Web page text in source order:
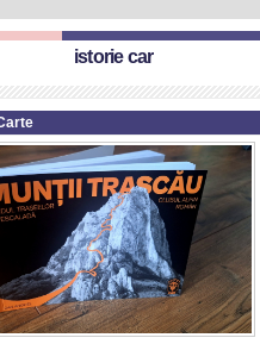
istorie car